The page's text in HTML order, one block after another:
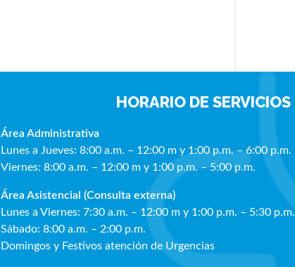
HORARIO DE SERVICIOS
Área Administrativa
Lunes a Jueves: 8:00 a.m. – 12:00 m y 1:00 p.m. – 6:00 p.m.
Viernes: 8:00 a.m. – 12:00 m y 1:00 p.m. – 5:00 p.m.
Área Asistencial (Consulta externa)
Lunes a Viernes: 7:30 a.m. – 12:00 m y 1:00 p.m. – 5:30 p.m.
Sábado: 8:00 a.m. – 2:00 p.m.
Domingos y Festivos atención de Urgencias